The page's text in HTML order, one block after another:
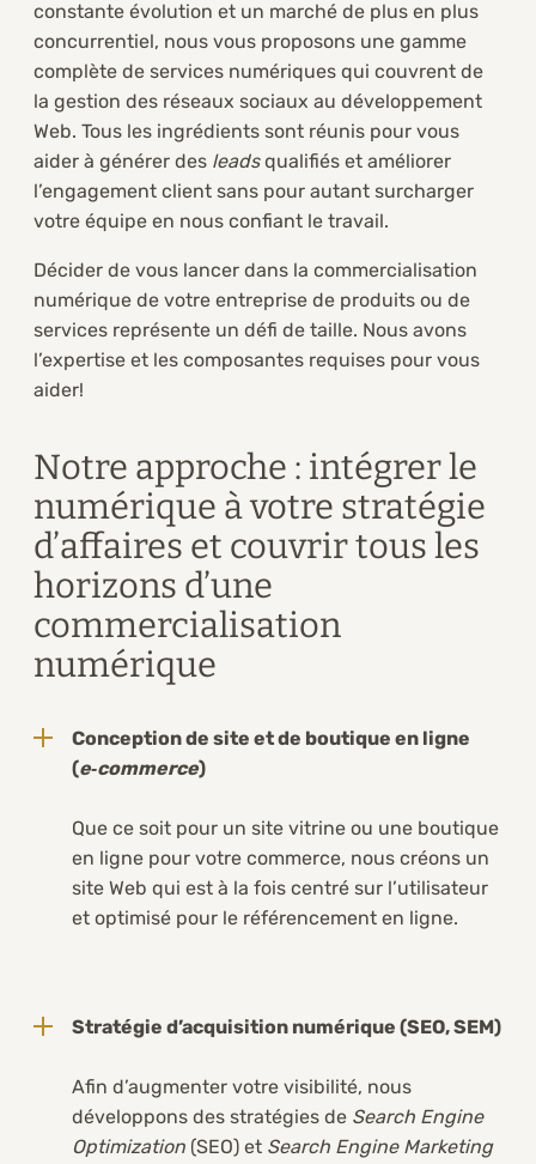
constante évolution et un marché de plus en plus
concurrentiel, nous vous proposons une gamme
complète de services numériques qui couvrent de
la gestion des réseaux sociaux au développement
Web. Tous les ingrédients sont réunis pour vous
aider à générer des leadsqualifiés et améliorer
l’engagement client sans pour autant surcharger
votre équipe en nous confiant le travail.
Décider de vous lancer dans la commercialisation
numérique de votre entreprise de produits ou de
services représente un défi de taille. Nous avons
l’expertise et les composantes requises pour vous
aider!
Notre approche : intégrer le
numérique à votre stratégie
d’affaires et couvrir tous les
horizons d’une
commercialisation
numérique
Conception de site et de boutique en ligne
(e‑commerce)
Que ce soit pour un site vitrine ou une boutique
en ligne pour votre commerce, nous créons un
site Web qui est à la fois centré sur l’utilisateur
et optimisé pour le référencement en ligne.
Stratégie d’acquisition numérique (SEO, SEM)
Afin d’augmenter votre visibilité, nous
développons des stratégies de Search Engine
Optimization (SEO) et Search Engine Marketing